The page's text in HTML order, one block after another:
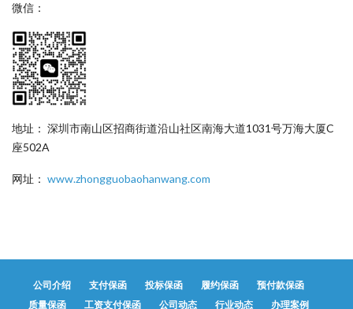
微信：
地址： 深圳市南山区招商街道沿山社区南海大道1031号万海大厦C
座502A
网址： www.zhongguobaohanwang.com
公司介绍 支付保函 投标保函 履约保函
预付款保函
质量保函
工资支付保函 公司动态 行业动态 办理案例